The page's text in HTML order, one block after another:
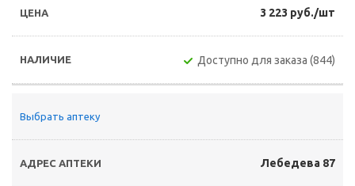
3 223 руб./шт
Доступно для заказа (844)
Выбрать аптеку
Лебедева 87